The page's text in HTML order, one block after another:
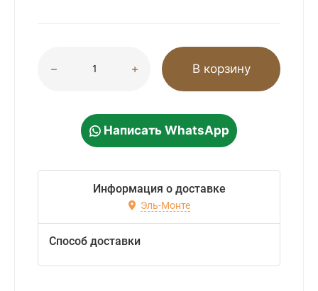
В корзину
Написать WhatsApp
Информация о доставке
Эль-Монте
Способ доставки